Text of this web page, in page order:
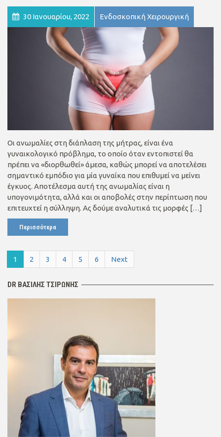
30 Ιανουαρίου, 2022 Ενδοσκοπική Χειρουργική
Οι ανωμαλίες στη διάπλαση της μήτρας, είναι ένα
γυναικολογικό πρόβλημα, το οποίο όταν εντοπιστεί θα
πρέπει να «διορθωθεί» άμεσα, καθώς μπορεί να αποτελέσει
σημαντικό εμπόδιο για μία γυναίκα που επιθυμεί να μείνει
έγκυος. Αποτέλεσμα αυτή της ανωμαλίας είναι η
υπογονιμότητα, αλλά και οι αποβολές στην περίπτωση που
επιτευχτεί η σύλληψη. Ας δούμε αναλυτικά τις μορφές […]
Περισσότερα
1 2 3 4 5 6 Next
DR ΒΑΣΙΛΗΣ ΤΣΙΡΩΝΗΣ